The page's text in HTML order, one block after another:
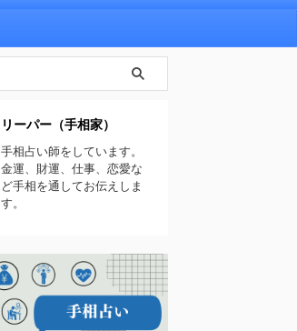
リーパー（手相家）
手相占い師をしています。
金運、財運、仕事、恋愛な
ど手相を通してお伝えしま
す。